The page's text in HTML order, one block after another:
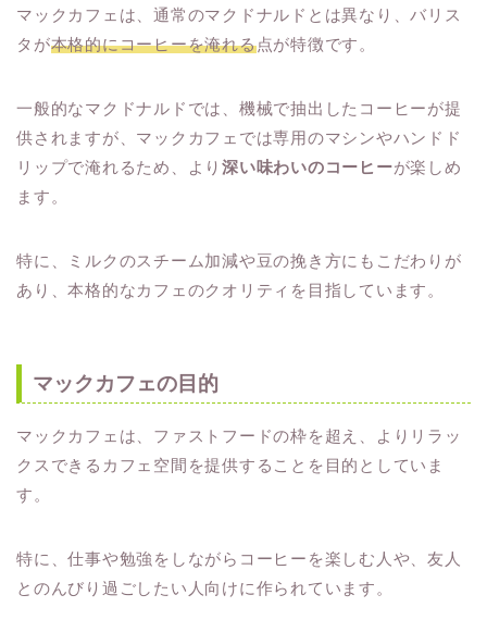
マックカフェは、通常のマクドナルドとは異なり、バリス
タが本格的にコーヒーを淹れる点が特徴です。
一般的なマクドナルドでは、機械で抽出したコーヒーが提
供されますが、マックカフェでは専用のマシンやハンドド
リップで淹れるため、より深い味わいのコーヒーが楽しめ
ます。
特に、ミルクのスチーム加減や豆の挽き方にもこだわりが
あり、本格的なカフェのクオリティを目指しています。
マックカフェの目的
マックカフェは、ファストフードの枠を超え、よりリラッ
クスできるカフェ空間を提供することを目的としていま
す。
特に、仕事や勉強をしながらコーヒーを楽しむ人や、友人
とのんびり過ごしたい人向けに作られています。